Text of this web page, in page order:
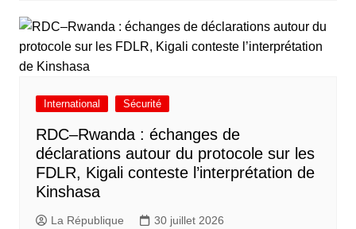
International Sécurité
RDC–Rwanda : échanges de
déclarations autour du protocole sur les
FDLR, Kigali conteste l’interprétation de
Kinshasa
La République 30 juillet 2026